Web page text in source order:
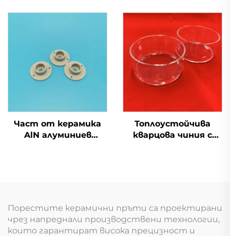
електрода за
киселинност
от AlN алуминиев
нитрид, лист
Част от керамика
AlN алуминиев
Топлоустойчива
кварцова чиния с
Порестите керамични пръти са проектирани
чрез напреднали производствени технологии,
които гарантират висока прецизност и